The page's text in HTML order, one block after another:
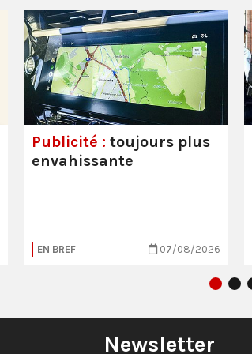
Publicité : toujours plus
envahissante
EN BREF 07/08/2026
Newsletter